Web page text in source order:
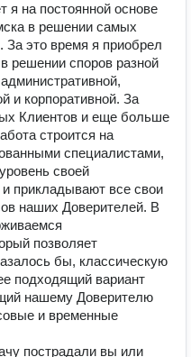
я на постоянной основе
в решении самых
За это время я приобрел
решении споров разной
и корпоративной. За
Клиентов и еще больше
строится на
специалистами,
своей
прикладывают все свои
наших Доверителей. В
позволяет
бы, классическую
подходящий вариант
нашему Доверителю
и временные
пострадали вы или